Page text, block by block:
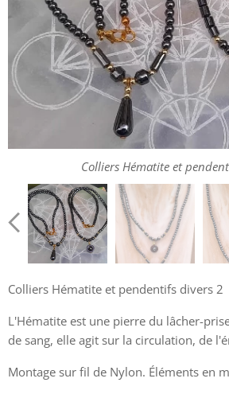
Colliers Hématite et
Colliers Hématite et pendentifs divers 2
L'Hématite est une pierre du lâcher-
de sang, elle agit sur la circulation, de
Montage sur fil de Nylon. Éléments en